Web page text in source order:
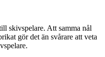
skivspelare. Att samma nål
gör det än svårare att veta